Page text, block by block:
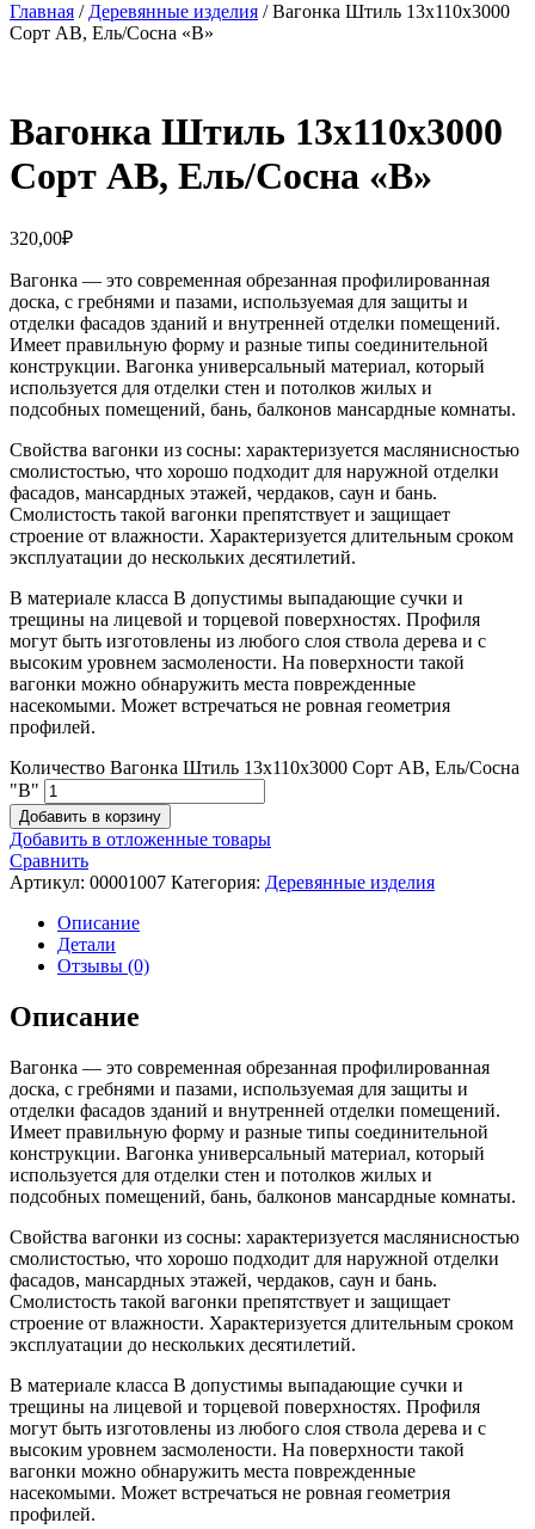
Главная / Деревянные изделия / Вагонка Штиль 13х110х3000
Сорт АВ, Ель/Сосна «В»
Вагонка Штиль 13х110х3000
Сорт АВ, Ель/Сосна «В»
320,00₽
Вагонка — это современная обрезанная профилированная
доска, с гребнями и пазами, используемая для защиты и
отделки фасадов зданий и внутренней отделки помещений.
Имеет правильную форму и разные типы соединительной
конструкции. Вагонка универсальный материал, который
используется для отделки стен и потолков жилых и
подсобных помещений, бань, балконов мансардные комнаты.
Свойства вагонки из сосны: характеризуется маслянисностью
смолистостью, что хорошо подходит для наружной отделки
фасадов, мансардных этажей, чердаков, саун и бань.
Смолистость такой вагонки препятствует и защищает
строение от влажности. Характеризуется длительным сроком
эксплуатации до нескольких десятилетий.
В материале класса В допустимы выпадающие сучки и
трещины на лицевой и торцевой поверхностях. Профиля
могут быть изготовлены из любого слоя ствола дерева и с
высоким уровнем засмолености. На поверхности такой
вагонки можно обнаружить места поврежденные
насекомыми. Может встречаться не ровная геометрия
профилей.
Количество Вагонка Штиль 13х110х3000 Сорт АВ, Ель/Сосна
"В"
Добавить в корзину
Добавить в отложенные товары
Сравнить
Артикул: 00001007 Категория: Деревянные изделия
Описание
Детали
Отзывы (0)
Описание
Вагонка — это современная обрезанная профилированная
доска, с гребнями и пазами, используемая для защиты и
отделки фасадов зданий и внутренней отделки помещений.
Имеет правильную форму и разные типы соединительной
конструкции. Вагонка универсальный материал, который
используется для отделки стен и потолков жилых и
подсобных помещений, бань, балконов мансардные комнаты.
Свойства вагонки из сосны: характеризуется маслянисностью
смолистостью, что хорошо подходит для наружной отделки
фасадов, мансардных этажей, чердаков, саун и бань.
Смолистость такой вагонки препятствует и защищает
строение от влажности. Характеризуется длительным сроком
эксплуатации до нескольких десятилетий.
В материале класса В допустимы выпадающие сучки и
трещины на лицевой и торцевой поверхностях. Профиля
могут быть изготовлены из любого слоя ствола дерева и с
высоким уровнем засмолености. На поверхности такой
вагонки можно обнаружить места поврежденные
насекомыми. Может встречаться не ровная геометрия
профилей.